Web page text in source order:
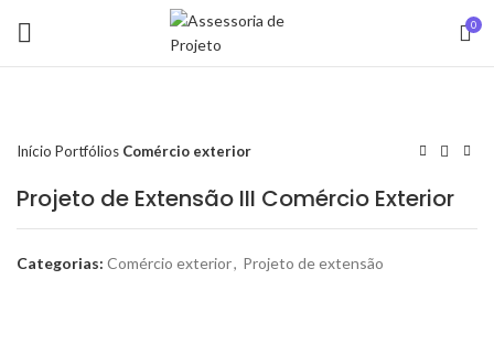
0
Início Portfólios Comércio exterior
Projeto de Extensão III Comércio Exterior
Categorias: Comércio exterior, Projeto de extensão